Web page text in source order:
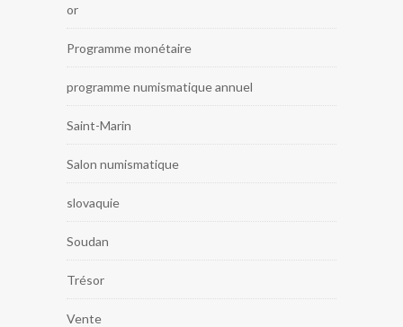
or
Programme monétaire
programme numismatique annuel
Saint-Marin
Salon numismatique
slovaquie
Soudan
Trésor
Vente